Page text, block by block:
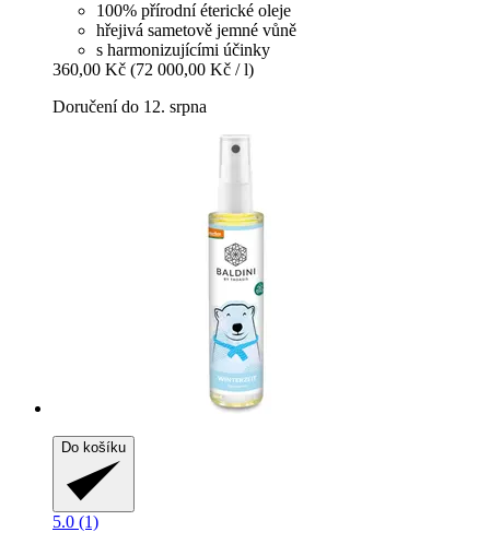
100% přírodní éterické oleje
hřejivá sametově jemné vůně
s harmonizujícími účinky
360,00 Kč (72 000,00 Kč / l)
Doručení do 12. srpna
Do košíku
5.0 (1)